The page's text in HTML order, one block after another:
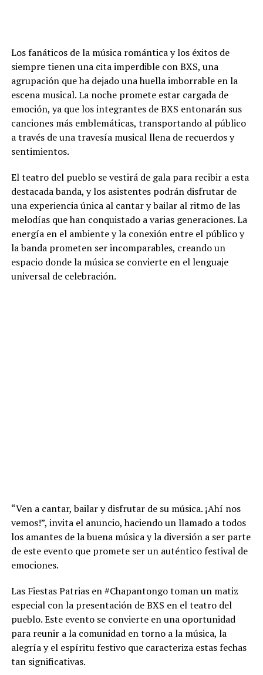
Los fanáticos de la música romántica y los éxitos de
siempre tienen una cita imperdible con BXS, una
agrupación que ha dejado una huella imborrable en la
escena musical. La noche promete estar cargada de
emoción, ya que los integrantes de BXS entonarán sus
canciones más emblemáticas, transportando al público
a través de una travesía musical llena de recuerdos y
sentimientos.
El teatro del pueblo se vestirá de gala para recibir a esta
destacada banda, y los asistentes podrán disfrutar de
una experiencia única al cantar y bailar al ritmo de las
melodías que han conquistado a varias generaciones. La
energía en el ambiente y la conexión entre el público y
la banda prometen ser incomparables, creando un
espacio donde la música se convierte en el lenguaje
universal de celebración.
“Ven a cantar, bailar y disfrutar de su música. ¡Ahí nos
vemos!”, invita el anuncio, haciendo un llamado a todos
los amantes de la buena música y la diversión a ser parte
de este evento que promete ser un auténtico festival de
emociones.
Las Fiestas Patrias en #Chapantongo toman un matiz
especial con la presentación de BXS en el teatro del
pueblo. Este evento se convierte en una oportunidad
para reunir a la comunidad en torno a la música, la
alegría y el espíritu festivo que caracteriza estas fechas
tan significativas.